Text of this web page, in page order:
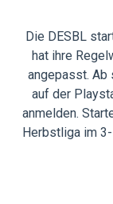
Die DESBL
hat ihre
angepasst. Ab
auf der
anmelden.
Herbstliga im